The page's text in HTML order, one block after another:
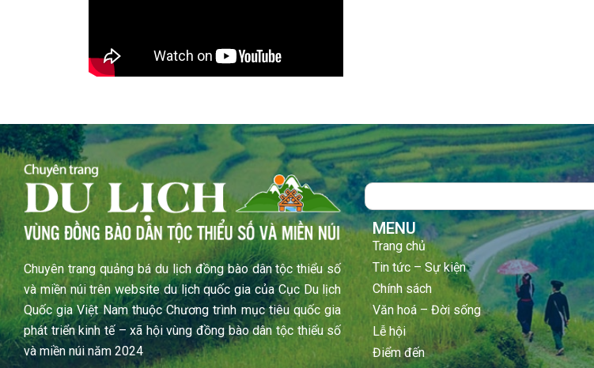
Chuyên trang quảng bá du lịch đồng bào dân tộc thiểu số
và miền núi trên website du lịch quốc gia của Cục Du lịch
Quốc gia Việt Nam thuộc Chương trình mục tiêu quốc gia
phát triển kinh tế – xã hội vùng đồng bào dân tộc thiểu số
và miền núi năm 2024
Search
MENU
Trang chủ
Tin tức – Sự kiện
Chính sách
Văn hoá – Đời sống
Lễ hội
Điểm đến